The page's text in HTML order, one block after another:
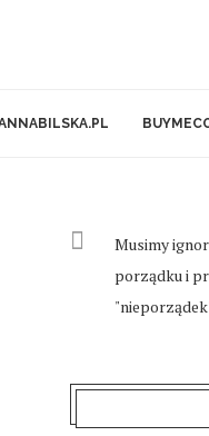
Musimy
porządku i